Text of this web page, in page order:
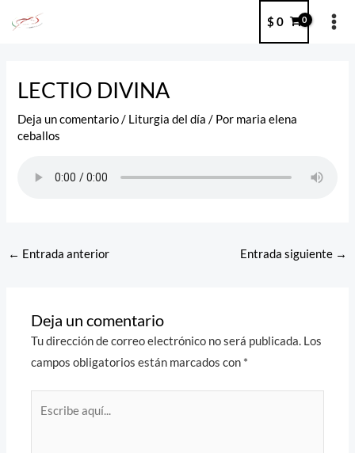
$ 0
LECTIO DIVINA
Deja un comentario / Liturgia del día / Por maria elena
ceballos
← Entrada anterior Entrada siguiente →
Deja un comentario
Tu dirección de correo electrónico no será publicada. Los
campos obligatorios están marcados con *